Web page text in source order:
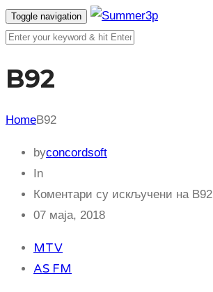
Toggle navigation
B92
HomeB92
byconcordsoft
In
Коментари су искључени на B92
07 маја, 2018
MTV
AS FM